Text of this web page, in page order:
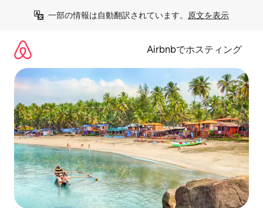
一部の情報は自動翻訳されています。 原文を表示
Airbnbでホスティング